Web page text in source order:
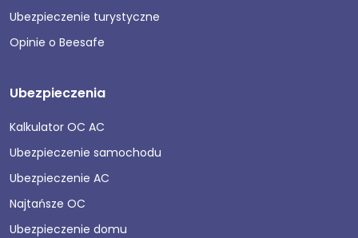
Ubezpieczenie turystyczne
Opinie o Beesafe
Ubezpieczenia
Kalkulator OC AC
Ubezpieczenie samochodu
Ubezpieczenie AC
Najtańsze OC
Ubezpieczenie domu